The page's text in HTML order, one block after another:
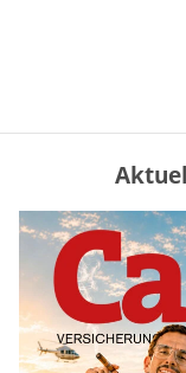
die
mehr
Hoch nach